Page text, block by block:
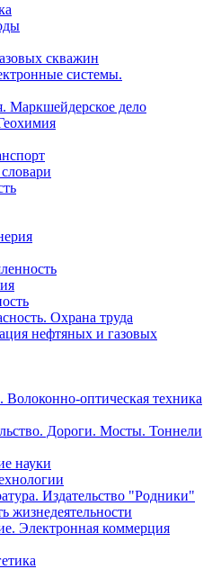
скважин
системы.
Маркшейдерское дело
Охрана труда
нефтяных и газовых
оптическая техника
Дороги. Мосты. Тоннели
науки
Издательство "Родники"
жизнедеятельности
Электронная коммерция